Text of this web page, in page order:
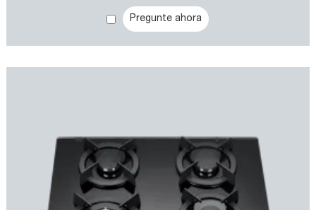
Cocina de gas de gas
Pregunte ahora